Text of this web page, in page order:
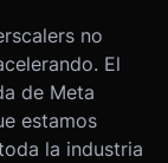
no
El
de Meta
estamos
la industria